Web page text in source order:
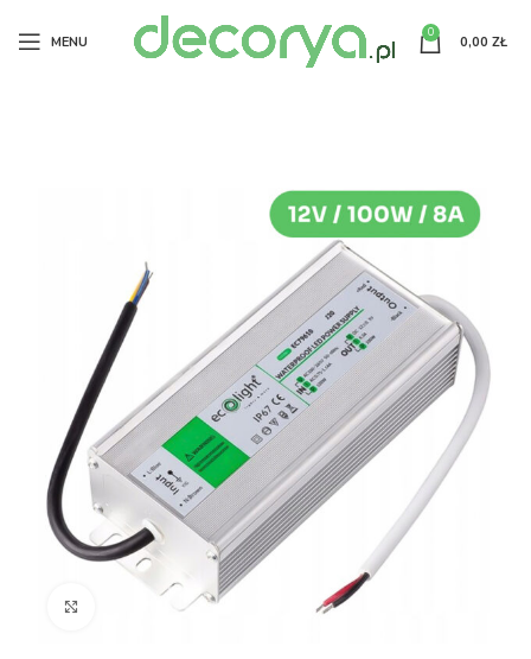
MENU
0
0,00 ZŁ
Kliknij aby powiększyć